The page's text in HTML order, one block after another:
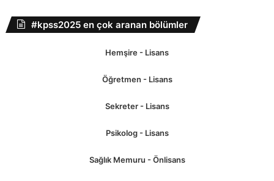
#kpss2025 en çok aranan bölümler
Hemşire - Lisans
Öğretmen - Lisans
Sekreter - Lisans
Psikolog - Lisans
Sağlık Memuru - Önlisans